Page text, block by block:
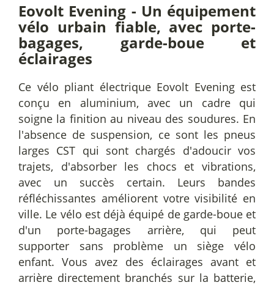
Eovolt Evening - Un équipement
vélo urbain fiable, avec porte-
bagages, garde-boue et
éclairages
Ce vélo pliant électrique Eovolt Evening est
conçu en aluminium, avec un cadre qui
soigne la finition au niveau des soudures. En
l'absence de suspension, ce sont les pneus
larges CST qui sont chargés d'adoucir vos
trajets, d'absorber les chocs et vibrations,
avec un succès certain. Leurs bandes
réfléchissantes améliorent votre visibilité en
ville. Le vélo est déjà équipé de garde-boue et
d'un porte-bagages arrière, qui peut
supporter sans problème un siège vélo
enfant. Vous avez des éclairages avant et
arrière directement branchés sur la batterie,